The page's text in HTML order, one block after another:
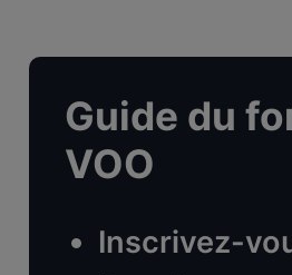
Guide du
VOO
Inscrivez-